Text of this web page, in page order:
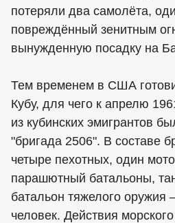
потеряли два самолёта,
повреждённый зенитным
вынужденную посадку на
Тем временем в США
Кубу, для чего к апрелю
из кубинских эмигрантов
"бригада 2506". В составе
четыре пехотных, один
парашютный батальоны,
батальон тяжелого оружия
человек. Действия